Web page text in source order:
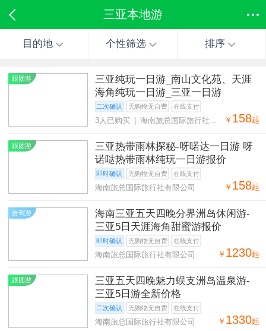
三亚本地游
目的地 个性筛选 排序
跟团游
三亚纯玩一日游_南山文化苑、天涯
海角纯玩一日游_三亚一日游
二次确认 无购物无自费 在线支付
￥ 158起
3人已购买 | 海南旅总国际旅行社有
跟团游
三亚热带雨林探秘-呀喏达一日游 呀
诺哒热带雨林纯玩一日游报价
即时确认 无购物无自费 在线支付
￥ 158起
海南旅总国际旅行社有限公司
自驾游
海南三亚五天四晚分界洲岛休闲游-
三亚5日天涯海角甜蜜游报价
即时确认 无购物无自费 在线支付
￥ 1230起
海南旅总国际旅行社有限公司
跟团游
三亚五天四晚魅力蜈支洲岛温泉游-
三亚5日游全新价格
二次确认 无购物无自费 在线支付
￥ 1330起
海南旅总国际旅行社有限公司